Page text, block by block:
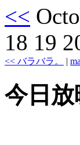
<<
18 19
<< バラバラ。 |
今日放